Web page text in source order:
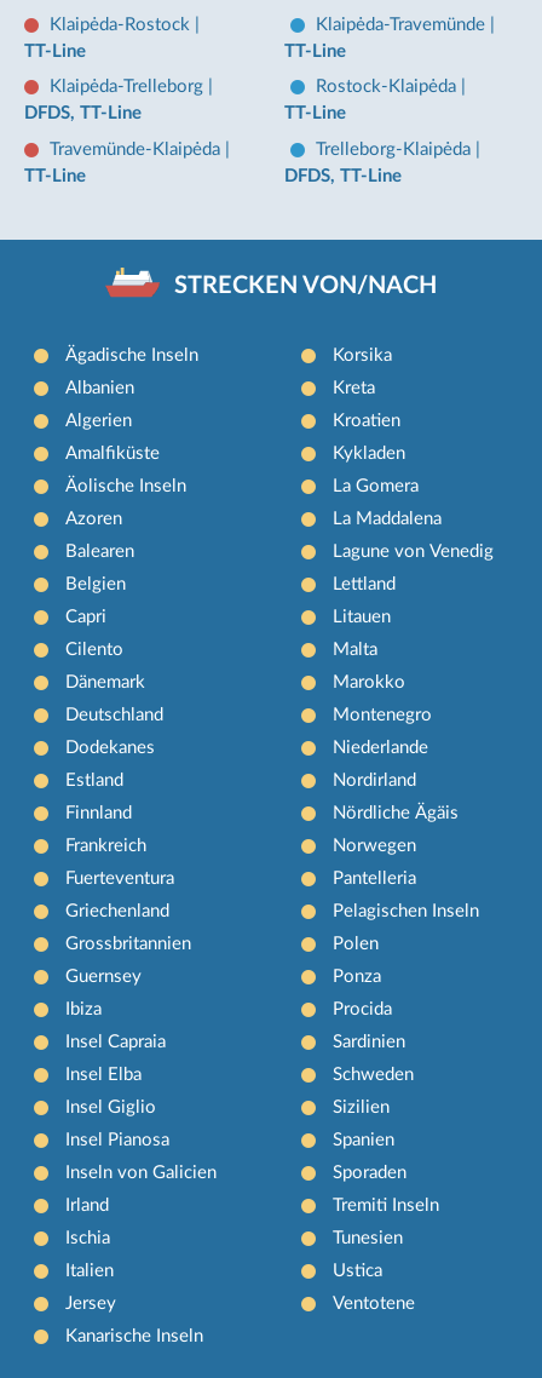
Klaipėda-Rostock
TT-Line
Klaipėda-Travemünde
TT-Line
Klaipėda-Trelleborg
DFDS, TT-Line
Rostock-Klaipėda
TT-Line
Travemünde-Klaipėda
TT-Line
Trelleborg-Klaipėda
DFDS, TT-Line
STRECKEN VON/NACH
Ägadische Inseln
Albanien
Algerien
Amalfiküste
Äolische Inseln
Azoren
Balearen
Belgien
Capri
Cilento
Dänemark
Deutschland
Dodekanes
Estland
Finnland
Frankreich
Fuerteventura
Griechenland
Grossbritannien
Guernsey
Ibiza
Insel Capraia
Insel Elba
Insel Giglio
Insel Pianosa
Inseln von Galicien
Irland
Ischia
Italien
Jersey
Kanarische Inseln
Korsika
Kreta
Kroatien
Kykladen
La Gomera
La Maddalena
Lagune von Venedig
Lettland
Litauen
Malta
Marokko
Montenegro
Niederlande
Nordirland
Nördliche Ägäis
Norwegen
Pantelleria
Pelagischen Inseln
Polen
Ponza
Procida
Sardinien
Schweden
Sizilien
Spanien
Sporaden
Tremiti Inseln
Tunesien
Ustica
Ventotene